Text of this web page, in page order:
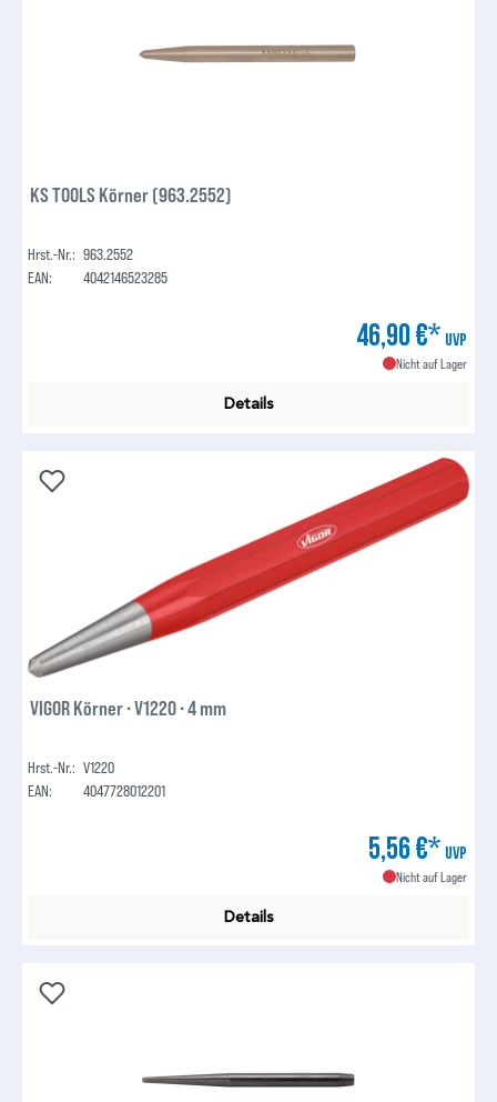
KS TOOLS Körner (963.2552)
Hrst.-Nr.: 963.2552
EAN:
4042146523285
46,90 €* UVP
Nicht auf Lager
Details
VIGOR Körner ∙ V1220 ∙ 4 mm
Hrst.-Nr.: V1220
EAN:
4047728012201
5,56 €* UVP
Nicht auf Lager
Details